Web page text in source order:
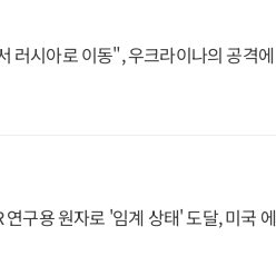
러시아로 이동", 우크라이나의 공격에
구용 원자로 '임계 상태' 도달, 미국 에